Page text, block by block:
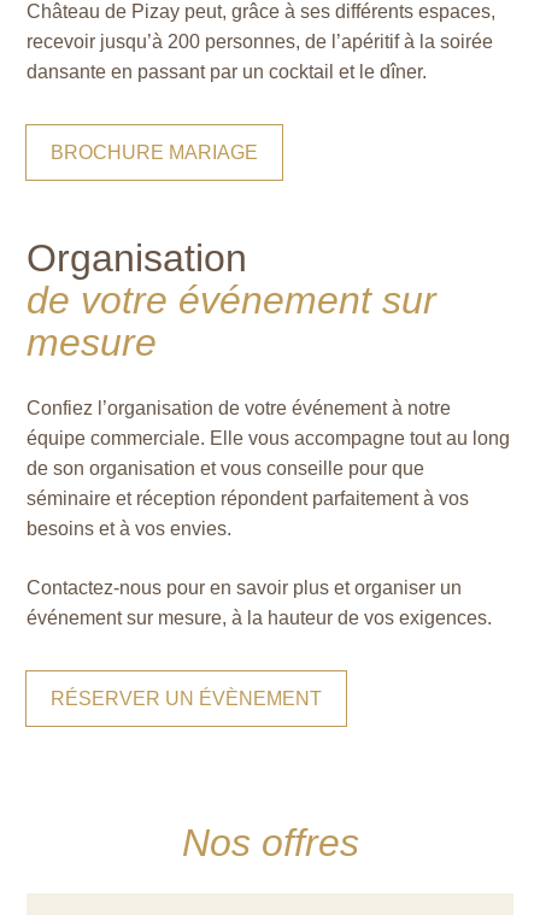
Château de Pizay peut, grâce à ses différents espaces,
recevoir jusqu’à 200 personnes, de l’apéritif à la soirée
dansante en passant par un cocktail et le dîner.
BROCHURE MARIAGE
Organisation
de votre événement sur
mesure
Confiez l’organisation de votre événement à notre
équipe commerciale. Elle vous accompagne tout au long
de son organisation et vous conseille pour que
séminaire et réception répondent parfaitement à vos
besoins et à vos envies.
Contactez-nous pour en savoir plus et organiser un
événement sur mesure, à la hauteur de vos exigences.
RÉSERVER UN ÉVÈNEMENT
Nos offres